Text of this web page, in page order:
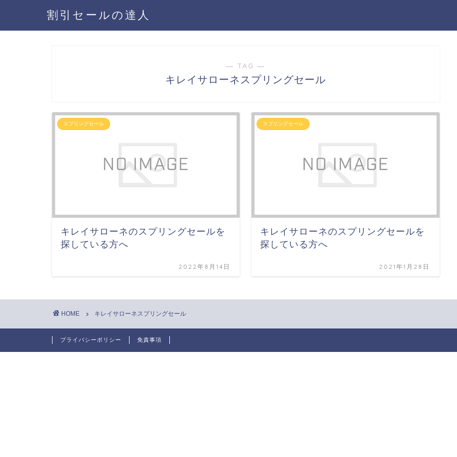
割引セールの達人
― TAG ―
キレイサローネスプリングセール
スプリングセール
キレイサローネのスプリングセールを
探している方へ
2022年8月14日
スプリングセール
キレイサローネのスプリングセールを
探している方へ
2021年1月28日
HOME キレイサローネスプリングセール
プライバシーポリシー 免責事項